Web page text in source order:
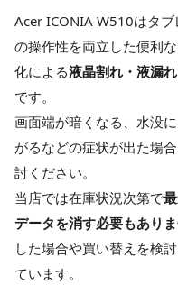
Acer ICONIA W510はタ
の操作性を両立した便利
化による液晶割れ・液漏れ
です。
画面端が暗くなる、水没
がるなどの症状が出た場
討ください。
当店では在庫状況次第で
データを消す必要もあり
した場合や買い替えを検
ています。